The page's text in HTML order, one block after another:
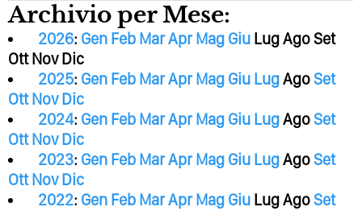
Archivio per Mese:
2026: Gen Feb MarApr Mag Giu LugAgoSet
Ott Nov Dic
2025: Gen Feb MarApr Mag Giu LugAgoSet
Ott Nov Dic
2024: Gen Feb MarApr Mag Giu LugAgoSet
Ott Nov Dic
2023: Gen Feb MarApr Mag Giu LugAgoSet
Ott Nov Dic
2022: Gen Feb MarApr Mag Giu LugAgoSet